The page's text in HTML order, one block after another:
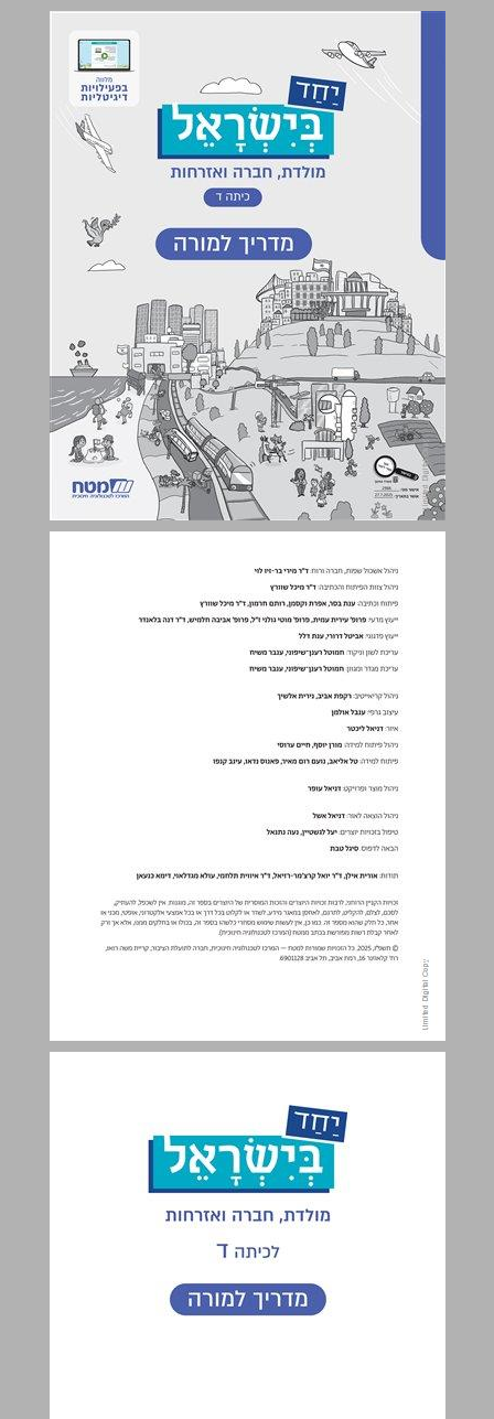
יַחַד בְּיִשְׂרָאֵל: מולדת, חברה ואזרחות כיתה ד - מדריך למורה ... 0
תוכן העניינים ... 2